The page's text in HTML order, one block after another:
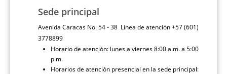
Sede principal
Avenida Caracas No. 54 - 38 Línea de atención +57 (601)
3778899
Horario de atención: lunes a viernes 8:00 a.m. a 5:00
p.m.
Horarios de atención presencial en la sede principal: